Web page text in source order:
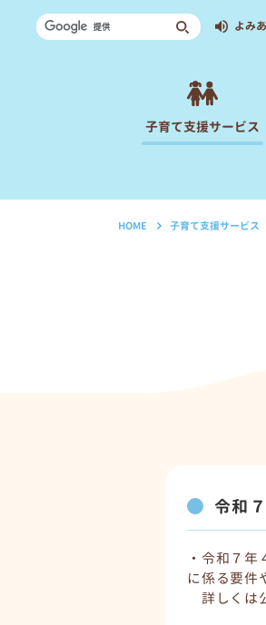
よみ
子育て支援サービス
HOME 子育て支援サービス
令和
・令和７
に係る要件
詳しくは